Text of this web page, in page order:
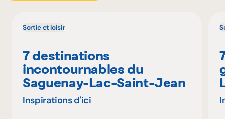
Sortie et loisir
7 destinations
incontournables du
Saguenay-Lac-Saint-Jean
Inspirations d'ici